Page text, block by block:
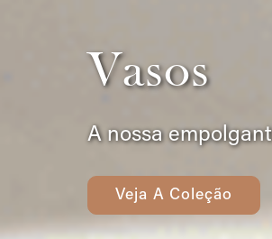
Vasos
A nossa
Veja A Coleção